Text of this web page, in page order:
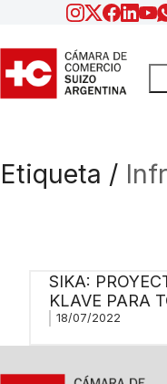
Etiqueta /
SIKA:
KLAVE PARA
18/07/2022